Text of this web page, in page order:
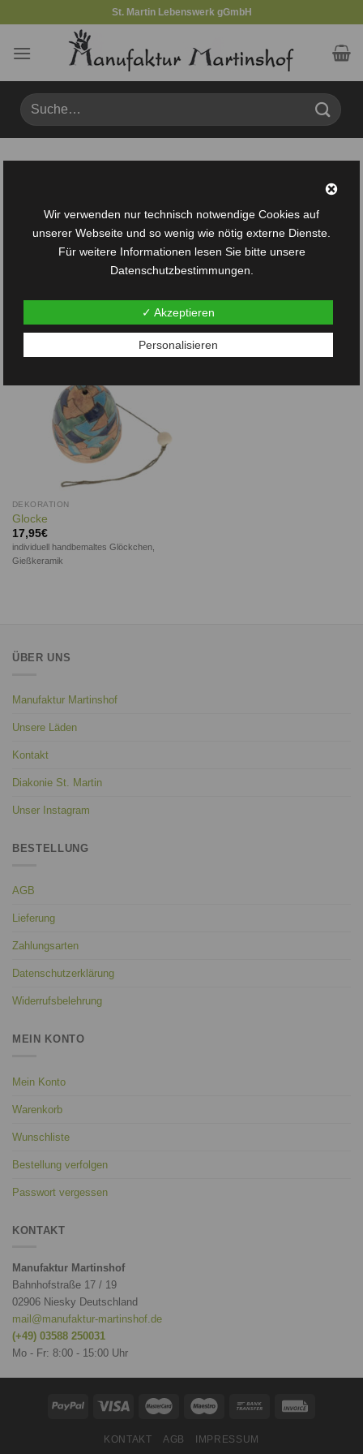
springen
St. Martin Lebenswerk gGmbH
Suche
nach:
Wunschliste
DEKORATION
Glocke
17,95€
individuell handbemaltes Glöckchen,
Gießkeramik
ÜBER UNS
Manufaktur Martinshof
Unsere Läden
Kontakt
Diakonie St. Martin
Unser Instagram
BESTELLUNG
AGB
Lieferung
Zahlungsarten
Datenschutzerklärung
Widerrufsbelehrung
MEIN KONTO
Mein Konto
Warenkorb
Wunschliste
Bestellung verfolgen
Passwort vergessen
KONTAKT
Manufaktur Martinshof
Bahnhofstraße 17 / 19
02906 Niesky Deutschland
mail@manufaktur-martinshof.de
(+49) 03588 250031
Mo - Fr: 8:00 - 15:00 Uhr
KONTAKT AGB IMPRESSUM
Wir verwenden nur technisch notwendige Cookies auf
unserer Webseite und so wenig wie nötig externe Dienste.
Für weitere Informationen lesen Sie bitte unsere
Datenschutzbestimmungen.
✓ Akzeptieren
Personalisieren